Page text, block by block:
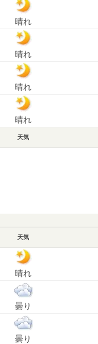
晴れ
晴れ
晴れ
晴れ
天気
天気
晴れ
曇り
曇り